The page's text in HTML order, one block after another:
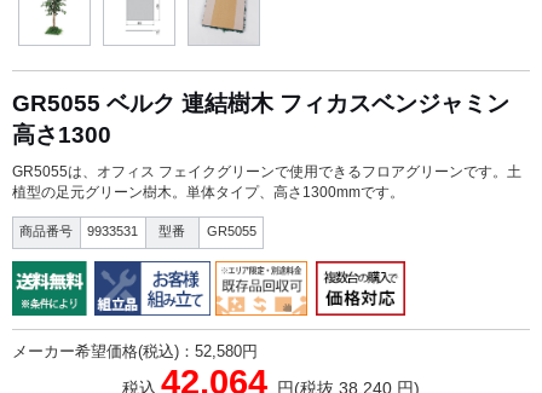
GR5055 ベルク 連結樹木 フィカスベンジャミン
高さ1300
GR5055は、オフィス フェイクグリーンで使用できるフロアグリーンです。土
植型の足元グリーン樹木。単体タイプ、高さ1300mmです。
商品番号 9933531 型番 GR5055
メーカー希望価格(税込)：52,580円
税込 42,064 円(税抜 38,240 円)